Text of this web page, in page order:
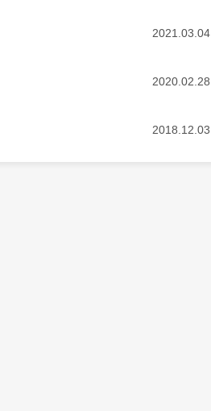
2021.03.04
2020.02.28
2018.12.03